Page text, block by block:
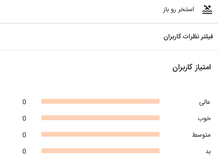
pool استخر رو باز
فیلتر نظرات کاربران
امتیاز کاربران
0
عالی
0
خوب
0
متوسط
0
بد